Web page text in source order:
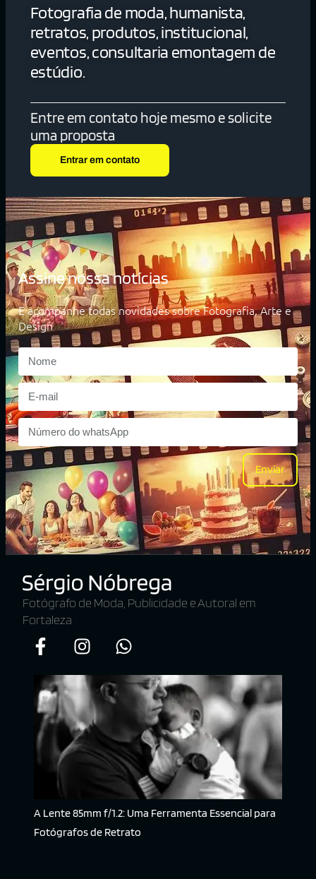
Fotografia de moda, humanista,
retratos, produtos, institucional,
eventos, consultaria emontagem de
estúdio.
Entre em contato hoje mesmo e solicite
uma proposta
Entrar em contato
Assine nossa notícias
E acompanhe todas novidades sobre Fotografia, Arte e
Design
Enviar
Fotógrafo de Moda, Publicidade e Autoral em
Fortaleza
A Lente 85mm f/1.2: Uma Ferramenta Essencial para
Fotógrafos de Retrato